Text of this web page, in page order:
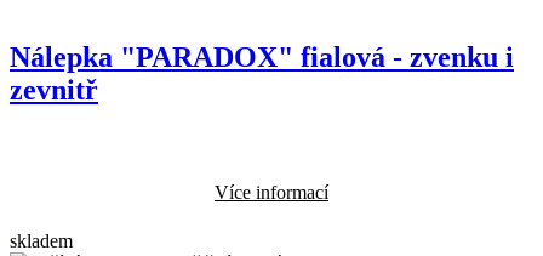
Nálepka "PARADOX" fialová - zvenku i
zevnitř
Více informací
skladem